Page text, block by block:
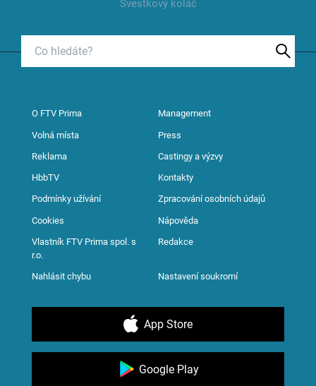
Švestkový koláč
O FTV Prima Management
Volná místa Press
Reklama Castingy a výzvy
HbbTV Kontakty
Podmínky užívání Zpracování osobních údajů
Cookies Nápověda
Vlastník FTV Prima spol. s
r.o.
Redakce
Nahlásit chybu Nastavení soukromí
App Store
Google Play